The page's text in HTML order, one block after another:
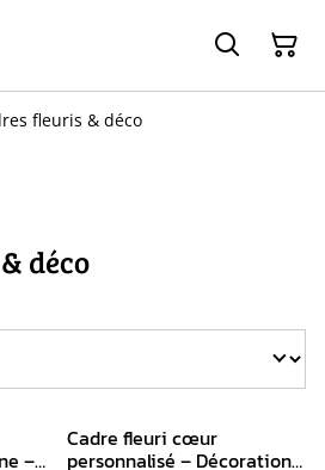
fleuris & déco
déco
–
Cadre fleuri cœur
personnalisé – Décoration